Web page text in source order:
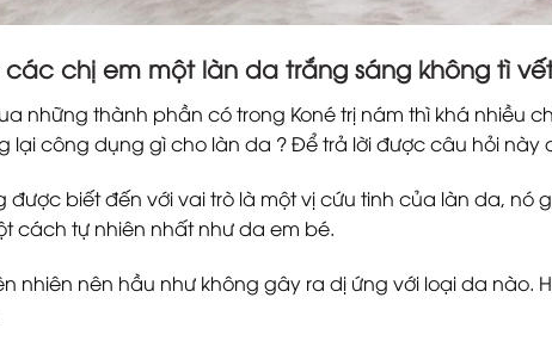
chị em một làn da trắng sáng không tì
những thành phần có trong Koné trị nám thì khá nhiều
lại công dụng gì cho làn da ? Để trả lời được câu hỏi này
được biết đến với vai trò là một vị cứu tinh của làn da, nó
cách tự nhiên nhất như da em bé.
nhiên nên hầu như không gây ra dị ứng với loại da nào.